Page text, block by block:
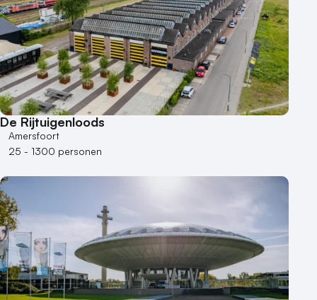
De Rijtuigenloods
Amersfoort
25 - 1300 personen